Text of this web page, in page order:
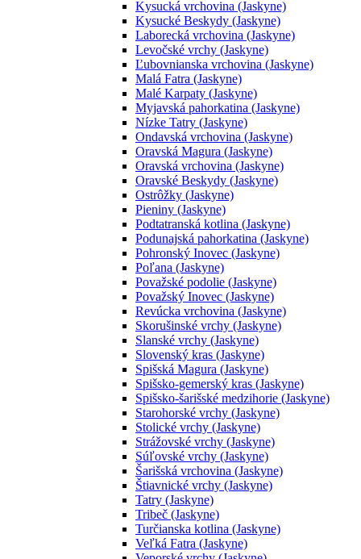
Kysucká vrchovina (Jaskyne)
Kysucké Beskydy (Jaskyne)
Laborecká vrchovina (Jaskyne)
Levočské vrchy (Jaskyne)
Ľubovnianska vrchovina (Jaskyne)
Malá Fatra (Jaskyne)
Malé Karpaty (Jaskyne)
Myjavská pahorkatina (Jaskyne)
Nízke Tatry (Jaskyne)
Ondavská vrchovina (Jaskyne)
Oravská Magura (Jaskyne)
Oravská vrchovina (Jaskyne)
Oravské Beskydy (Jaskyne)
Ostrôžky (Jaskyne)
Pieniny (Jaskyne)
Podtatranská kotlina (Jaskyne)
Podunajská pahorkatina (Jaskyne)
Pohronský Inovec (Jaskyne)
Poľana (Jaskyne)
Považské podolie (Jaskyne)
Považský Inovec (Jaskyne)
Revúcka vrchovina (Jaskyne)
Skorušinské vrchy (Jaskyne)
Slanské vrchy (Jaskyne)
Slovenský kras (Jaskyne)
Spišská Magura (Jaskyne)
Spišsko-gemerský kras (Jaskyne)
Spišsko-šarišské medzihorie (Jaskyne)
Starohorské vrchy (Jaskyne)
Stolické vrchy (Jaskyne)
Strážovské vrchy (Jaskyne)
Súľovské vrchy (Jaskyne)
Šarišská vrchovina (Jaskyne)
Štiavnické vrchy (Jaskyne)
Tatry (Jaskyne)
Tribeč (Jaskyne)
Turčianska kotlina (Jaskyne)
Veľká Fatra (Jaskyne)